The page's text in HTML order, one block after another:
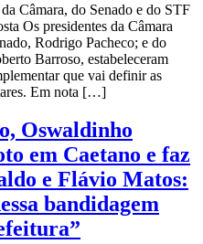
Câmara, do Senado e do STF
Os presidentes da Câmara
Rodrigo Pacheco; e do
Barroso, estabeleceram
que vai definir as
Em nota […]
Oswaldinho
em Caetano e faz
e Flávio Matos:
bandidagem